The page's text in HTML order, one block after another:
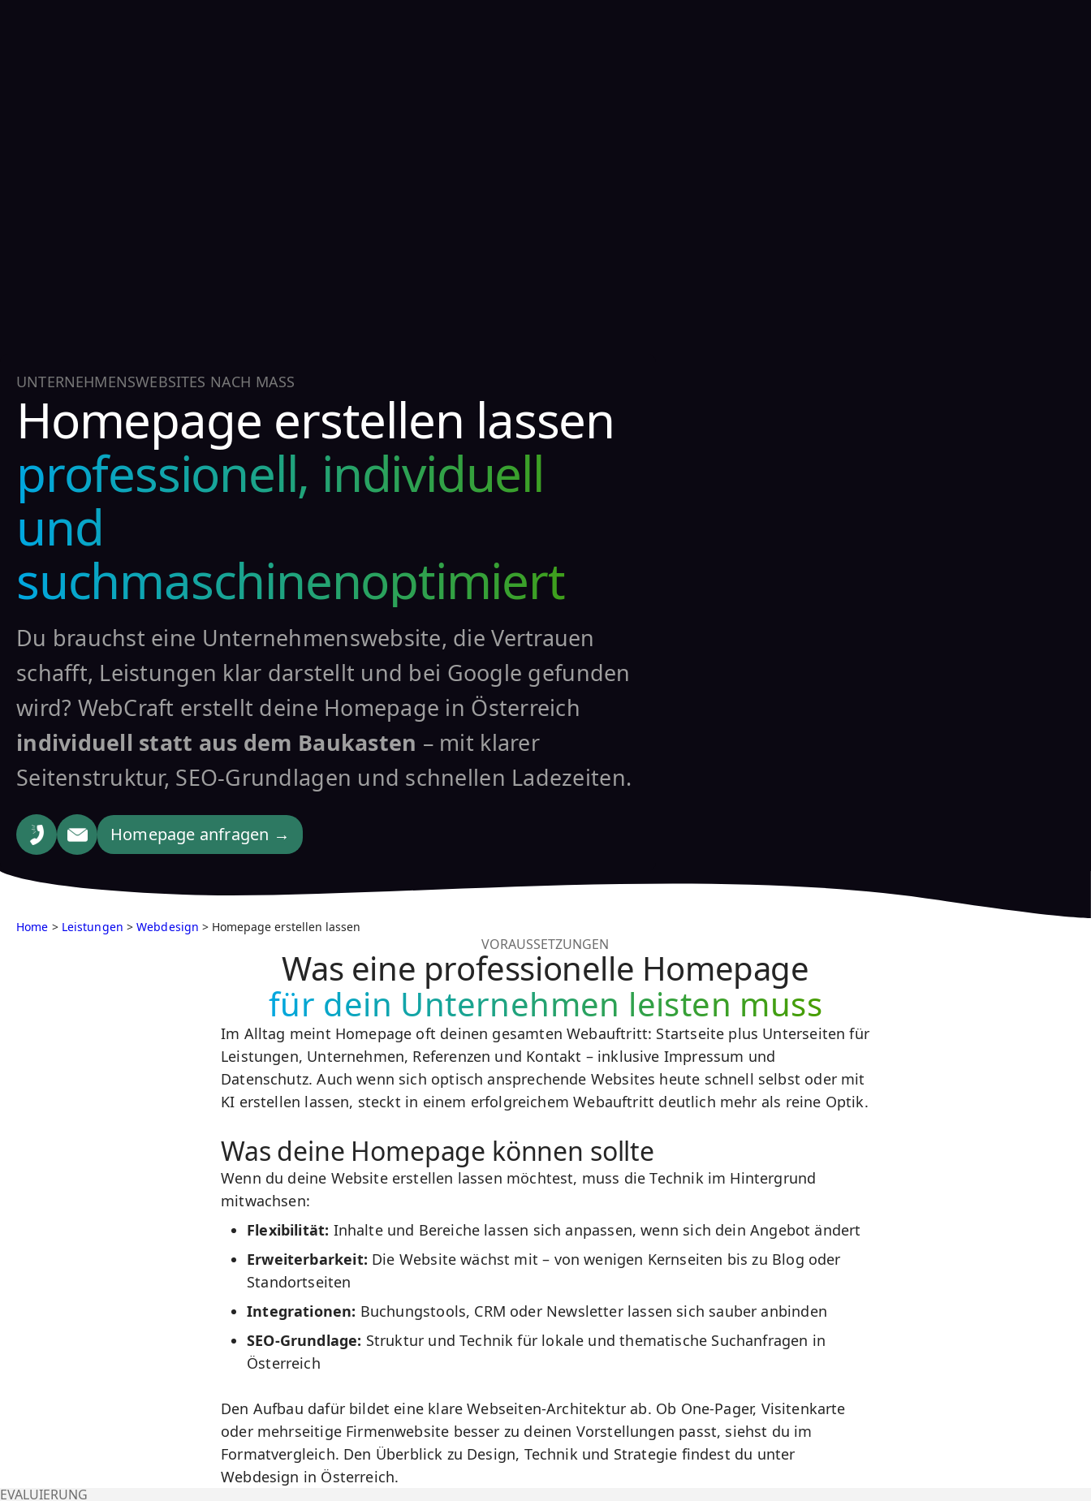
UNTERNEHMENSWEBSITES NACH MASS
Homepage erstellen lassen
professionell, individuell
und
suchmaschinenoptimiert
Du brauchst eine Unternehmenswebsite, die Vertrauen
schafft, Leistungen klar darstellt und bei Google gefunden
wird? WebCraft erstellt deine Homepage in Österreich
individuell statt aus dem Baukasten – mit klarer
Seitenstruktur, SEO-Grundlagen und schnellen Ladezeiten.
Homepage anfragen →
Home > Leistungen > Webdesign > Homepage erstellen lassen
VORAUSSETZUNGEN
Was eine professionelle Homepage
für dein Unternehmen leisten muss
Im Alltag meint Homepage oft deinen gesamten Webauftritt: Startseite plus Unterseiten für
Leistungen, Unternehmen, Referenzen und Kontakt – inklusive Impressum und
Datenschutz. Auch wenn sich optisch ansprechende Websites heute schnell selbst oder mit
KI erstellen lassen, steckt in einem erfolgreichem Webauftritt deutlich mehr als reine Optik.
Was deine Homepage können sollte
Wenn du deine Website erstellen lassen möchtest, muss die Technik im Hintergrund
mitwachsen:
Flexibilität: Inhalte und Bereiche lassen sich anpassen, wenn sich dein Angebot ändert
Erweiterbarkeit: Die Website wächst mit – von wenigen Kernseiten bis zu Blog oder
Standortseiten
Integrationen: Buchungstools, CRM oder Newsletter lassen sich sauber anbinden
SEO-Grundlage: Struktur und Technik für lokale und thematische Suchanfragen in
Österreich
Den Aufbau dafür bildet eine klareWebseiten-Architektur ab. Ob One-Pager, Visitenkarte
oder mehrseitige Firmenwebsite besser zu deinen Vorstellungen passt, siehst du im
Formatvergleich. Den Überblick zu Design, Technik und Strategie findest du unter
Webdesign in Österreich.
EVALUIERUNG